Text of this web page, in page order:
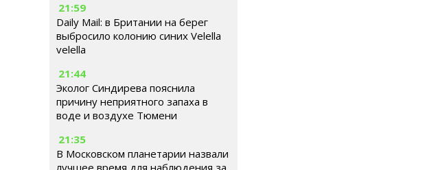
21:59
Daily Mail: в Британии на берег
выбросило колонию синих Velella
velella
21:44
Эколог Синдирева пояснила
причину неприятного запаха в
воде и воздухе Тюмени
21:35
В Московском планетарии назвали
лучшее время для наблюдения за